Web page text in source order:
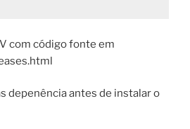
com código fonte em
depenência antes de instalar o